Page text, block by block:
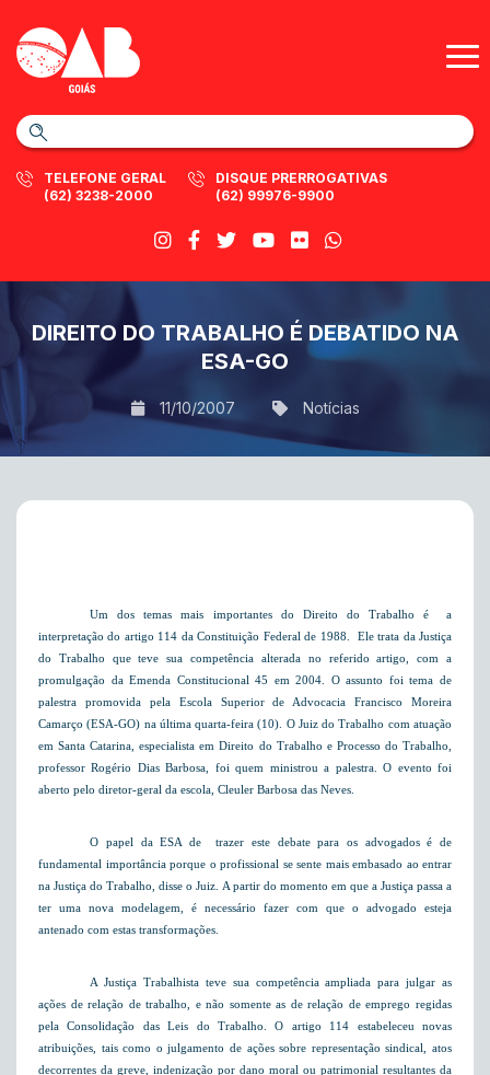
TELEFONE GERAL
(62) 3238-2000
DISQUE PRERROGATIVAS
(62) 99976-9900
DIREITO DO TRABALHO É DEBATIDO NA
ESA-GO
11/10/2007 Notícias
Um dos temas mais importantes do Direito do Trabalho é a
interpretação do artigo 114 da Constituição Federal de 1988.
Ele trata da Justiça
do Trabalho que teve sua competência alterada no referido artigo, com a
promulgação da Emenda Constitucional 45 em 2004. O assunto foi tema de
palestra promovida pela Escola Superior de Advocacia Francisco Moreira
Camarço (ESA-GO) na última quarta-feira (10). O Juiz do Trabalho com atuação
em Santa Catarina , especialista em Direito do Trabalho e Processo do Trabalho,
professor Rogério Dias Barbosa, foi quem ministrou a palestra. O evento foi
aberto pelo diretor-geral da escola, Cleuler Barbosa das Neves.
O papel da ESA de trazer este debate para os advogados é de
fundamental importância porque o profissional se sente mais embasado ao entrar
na Justiça do Trabalho, disse o Juiz. A partir do momento em que a Justiça passa a
ter uma nova modelagem, é necessário fazer com que o advogado esteja
antenado com estas transformações.
A Justiça Trabalhista teve sua competência ampliada para julgar as
ações de relação de trabalho, e não somente as de relação de emprego regidas
pela Consolidação das Leis do Trabalho. O artigo 114 estabeleceu novas
atribuições, tais como o julgamento de ações sobre representação sindical, atos
decorrentes da greve, indenização por dano moral ou patrimonial resultantes da